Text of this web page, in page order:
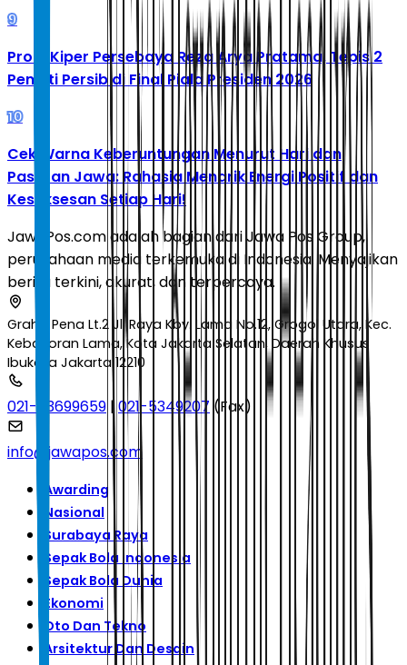
9
Profil Kiper Persebaya Reza Arya Pratama, Tepis 2
Penalti Persib di Final Piala Presiden 2026
10
Cek Warna Keberuntungan Menurut Hari dan
Pasaran Jawa: Rahasia Menarik Energi Positif dan
Kesuksesan Setiap Hari!
JawaPos.com adalah bagian dari Jawa Pos Group,
perusahaan media terkemuka di Indonesia. Menyajikan
berita terkini, akurat, dan terpercaya.
Graha Pena Lt.2 Jl. Raya Kby. Lama No.12, Grogol Utara, Kec.
Kebayoran Lama, Kota Jakarta Selatan, Daerah Khusus
Ibukota Jakarta 12210
021-53699659 |021-5349207 (Fax)
info@jawapos.com
Awarding
Nasional
Surabaya Raya
Sepak Bola Indonesia
Sepak Bola Dunia
Ekonomi
Oto Dan Tekno
Arsitektur Dan Desain